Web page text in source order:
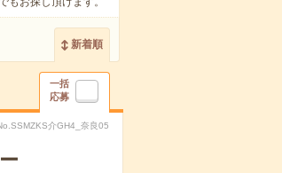
新着順
一括
応募
介GH4_奈良05